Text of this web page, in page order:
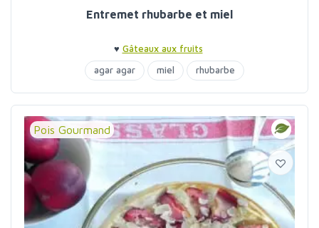
Entremet rhubarbe et miel
♥ Gâteaux aux fruits
agar agar
miel rhubarbe
Pois Gourmand